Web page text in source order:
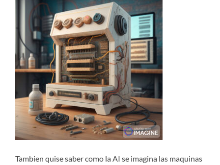
Tambien quise saber como la AI se imagina las maquinas